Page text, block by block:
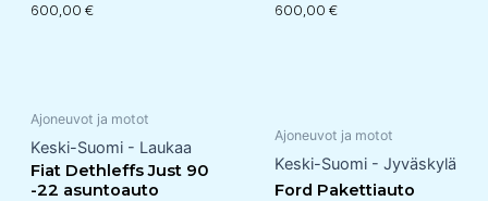
600,00 € 600,00 €
Ajoneuvot ja motot
Keski-Suomi - Laukaa
Fiat Dethleffs Just 90
-22 asuntoauto
Ajoneuvot ja motot
Keski-Suomi - Jyväskylä
Ford Pakettiauto